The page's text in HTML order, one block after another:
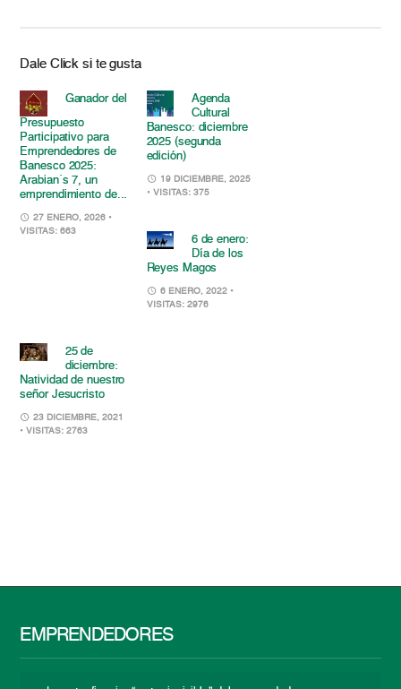
Dale Click si te gusta
Ganador del
Presupuesto
Participativo para
Emprendedores de
Banesco 2025:
Arabian´s 7, un
emprendimiento de...
27 ENERO, 2026 •
VISITAS: 663
Agenda
Cultural
Banesco: diciembre
2025 (segunda
edición)
19 DICIEMBRE, 2025
• VISITAS: 375
6 de enero:
Día de los
Reyes Magos
6 ENERO, 2022 •
VISITAS: 2976
25 de
diciembre:
Natividad de nuestro
señor Jesucristo
23 DICIEMBRE, 2021
• VISITAS: 2763
EMPRENDEDORES